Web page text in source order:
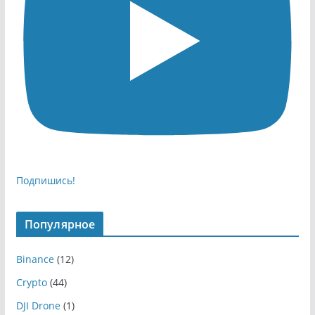
Подпишись!
Популярное
Binance(12)
Crypto(44)
DJI Drone(1)